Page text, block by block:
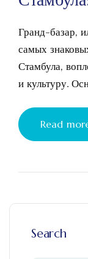
Гранд-базар,
самых
Стамбула,
и культуру.
Read
Search